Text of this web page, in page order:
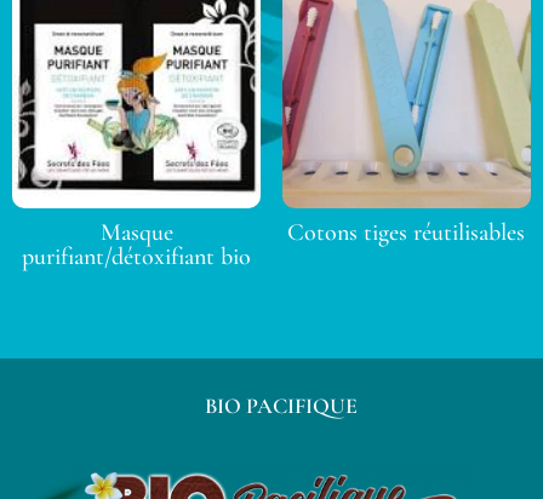
Masque
purifiant/détoxifiant bio
Cotons tiges réutilisables
BIO PACIFIQUE